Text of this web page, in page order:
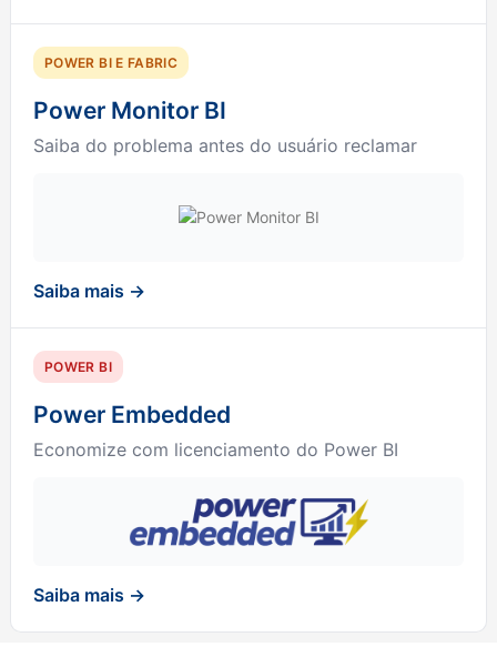
POWER BI E FABRIC
Power Monitor BI
Saiba do problema antes do usuário reclamar
Saiba mais →
POWER BI
Power Embedded
Economize com licenciamento do Power BI
Saiba mais →